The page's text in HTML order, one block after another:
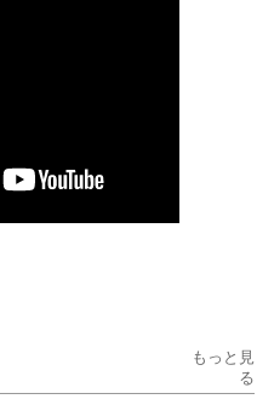
もっと見
る